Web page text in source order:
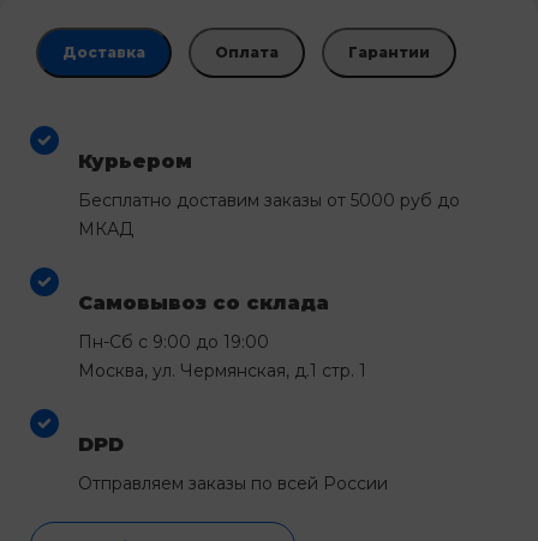
Доставка Оплата Гарантии
Курьером
Бесплатно доставим заказы от 5000 руб до
МКАД
Самовывоз со склада
Пн-Сб с 9:00 до 19:00
Москва, ул. Чермянская, д.1 стр. 1
DPD
Отправляем заказы по всей России